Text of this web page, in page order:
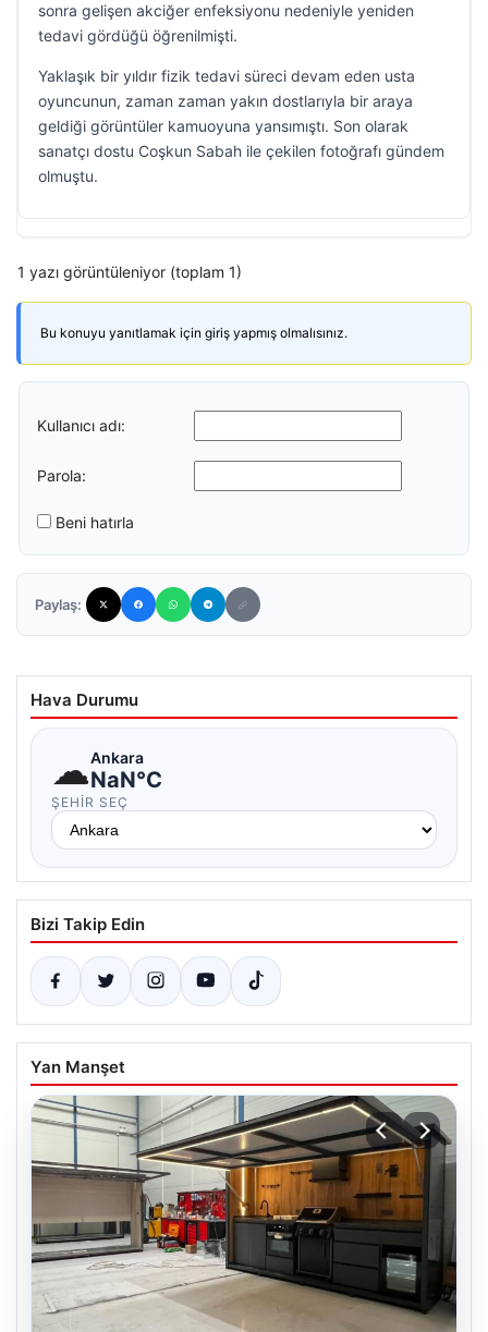
sonra gelişen akciğer enfeksiyonu nedeniyle yeniden
tedavi gördüğü öğrenilmişti.
Yaklaşık bir yıldır fizik tedavi süreci devam eden usta
oyuncunun, zaman zaman yakın dostlarıyla bir araya
geldiği görüntüler kamuoyuna yansımıştı. Son olarak
sanatçı dostu Coşkun Sabah ile çekilen fotoğrafı gündem
olmuştu.
1 yazı görüntüleniyor (toplam 1)
Bu konuyu yanıtlamak için giriş yapmış olmalısınız.
Kullanıcı adı:
Parola:
Beni hatırla
Paylaş:
Hava Durumu
☁Ankara
NaN°C
ŞEHIR SEÇ
Bizi Takip Edin
Yan Manşet